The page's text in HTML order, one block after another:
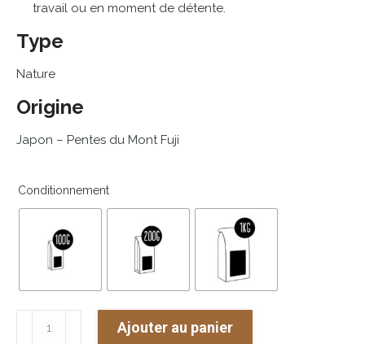
travail ou en moment de détente.
Type
Nature
Origine
Japon – Pentes du Mont Fuji
Conditionnement
Ajouter au panier